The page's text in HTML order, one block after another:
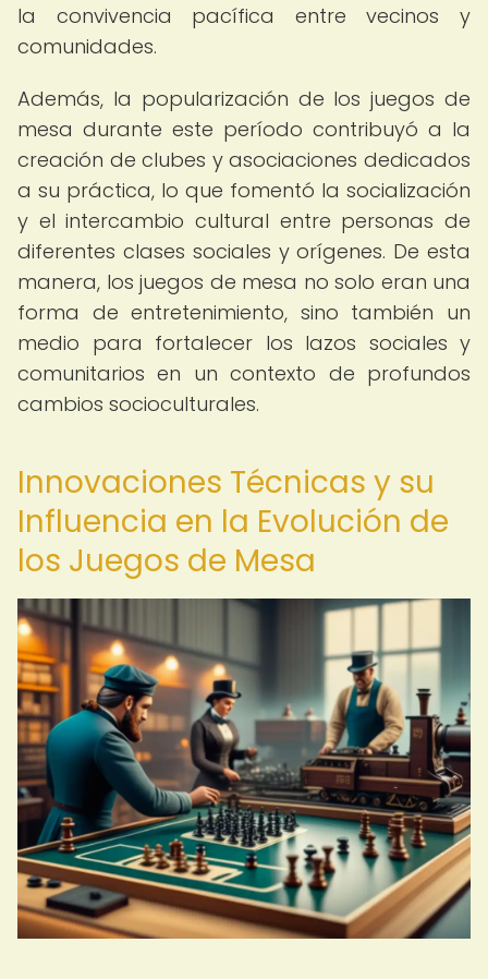
la convivencia pacífica entre vecinos y
comunidades.
Además, la popularización de los juegos de
mesa durante este período contribuyó a la
creación de clubes y asociaciones dedicados
a su práctica, lo que fomentó la socialización
y el intercambio cultural entre personas de
diferentes clases sociales y orígenes. De esta
manera, los juegos de mesa no solo eran una
forma de entretenimiento, sino también un
medio para fortalecer los lazos sociales y
comunitarios en un contexto de profundos
cambios socioculturales.
Innovaciones Técnicas y su
Influencia en la Evolución de
los Juegos de Mesa